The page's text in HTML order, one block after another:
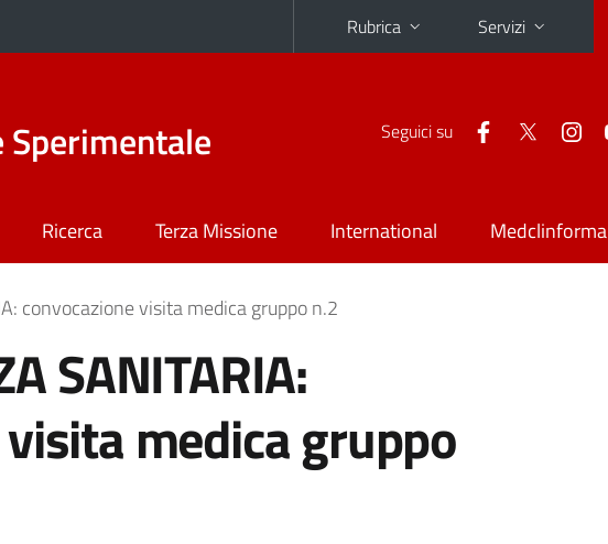
Rubrica Servizi
Sperimentale Seguici su
Ricerca Terza Missione International Medclinforma
convocazione visita medica gruppo n.2
SANITARIA:
medica gruppo